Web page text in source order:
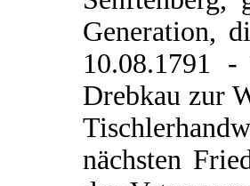
Generation,
10.08.1791
Drebkau zur
nächsten